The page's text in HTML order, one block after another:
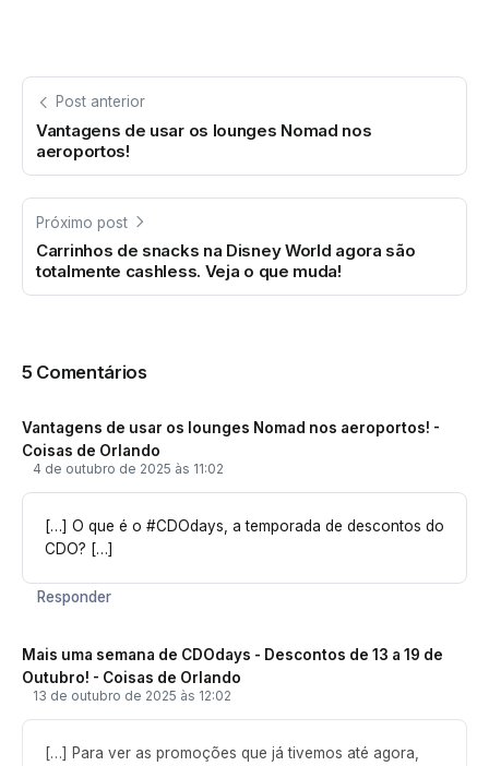
Post anterior
Vantagens de usar os lounges Nomad nos
aeroportos!
Próximo post
Carrinhos de snacks na Disney World agora são
totalmente cashless. Veja o que muda!
5 Comentários
Vantagens de usar os lounges Nomad nos aeroportos! -
Coisas de Orlando
4 de outubro de 2025 às 11:02
[…] O que é o #CDOdays, a temporada de descontos do
CDO? […]
Responder
Mais uma semana de CDOdays - Descontos de 13 a 19 de
Outubro! - Coisas de Orlando
13 de outubro de 2025 às 12:02
[…] Para ver as promoções que já tivemos até agora,